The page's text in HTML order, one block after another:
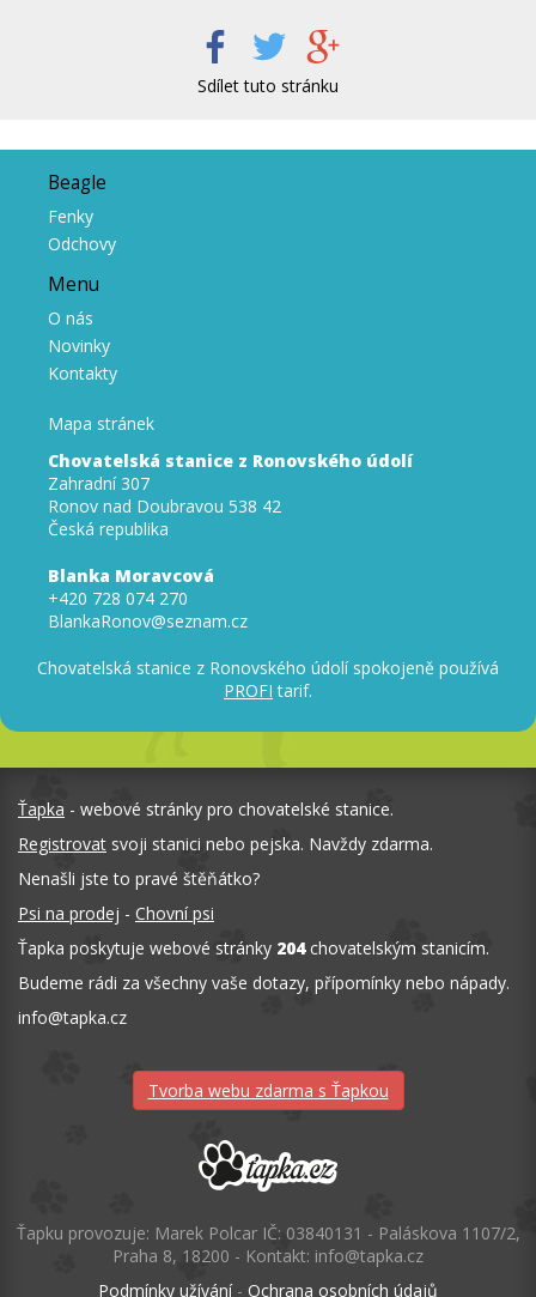
Sdílet tuto stránku
Beagle
Fenky
Odchovy
Menu
O nás
Novinky
Kontakty
Mapa stránek
Chovatelská stanice z Ronovského údolí
Zahradní 307
Ronov nad Doubravou 538 42
Česká republika
Blanka Moravcová
+420 728 074 270
BlankaRonov@seznam.cz
Chovatelská stanice z Ronovského údolí spokojeně používá
PROFI tarif.
Ťapka - webové stránky pro chovatelské stanice.
Registrovat svoji stanici nebo pejska. Navždy zdarma.
Nenašli jste to pravé štěňátko?
Psi na prodej - Chovní psi
Ťapka poskytuje webové stránky 204chovatelským stanicím.
Budeme rádi za všechny vaše dotazy, přípomínky nebo nápady.
info@tapka.cz
Tvorba webu zdarma s Ťapkou
Ťapku provozuje: Marek Polcar IČ: 03840131 - Paláskova 1107/2,
Praha 8, 18200 - Kontakt: info@tapka.cz
Podmínky užívání- Ochrana osobních údajů